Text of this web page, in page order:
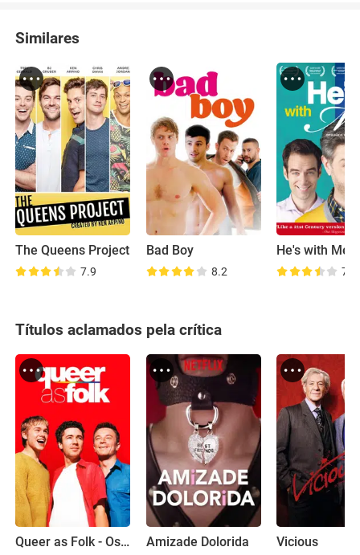
Similares
The Queens Project
7.9
Bad Boy
8.2
He's with Me
7.9
Títulos aclamados pela crítica
Queer as Folk - Os Assumidos Amizade Dolorida Vicious